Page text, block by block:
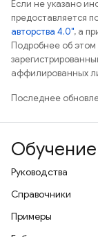
Если не указано
предоставляется
авторства 4.0", а
Подробнее об этом
аффилированных
Последнее
Обучение
Руководства
Справочники
Примеры